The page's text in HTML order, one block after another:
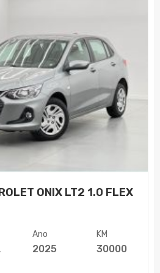
ONIX LT2 1.0 FLEX
Ano
2025
KM
30000